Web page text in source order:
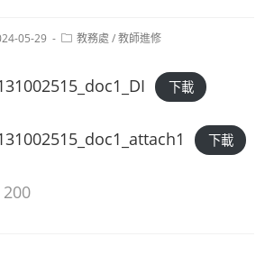
05-29
Post教務處 / 教師進修
下載
下載
200